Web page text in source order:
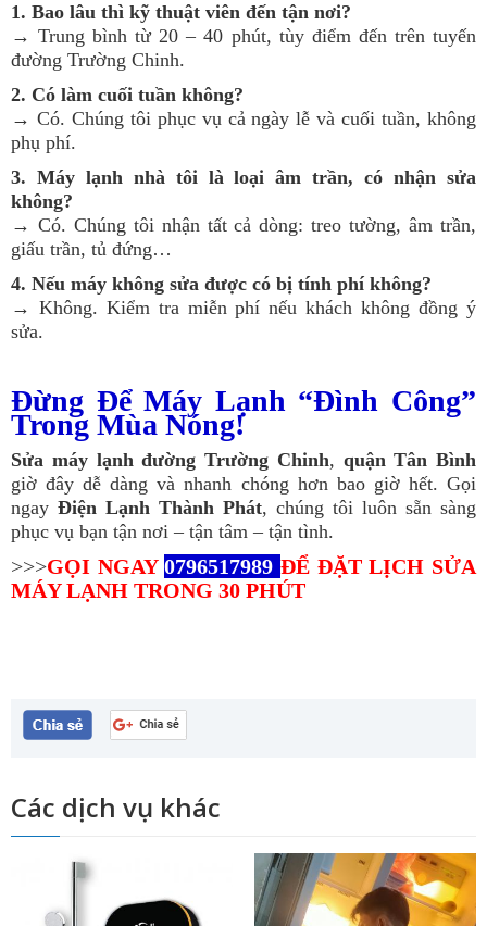
1. Bao lâu thì kỹ thuật viên đến tận nơi?
→ Trung bình từ 20 – 40 phút, tùy điểm đến trên tuyến
đường Trường Chinh.
2. Có làm cuối tuần không?
→ Có. Chúng tôi phục vụ cả ngày lễ và cuối tuần, không
phụ phí.
3. Máy lạnh nhà tôi là loại âm trần, có nhận sửa
không?
→ Có. Chúng tôi nhận tất cả dòng: treo tường, âm trần,
giấu trần, tủ đứng…
4. Nếu máy không sửa được có bị tính phí không?
→ Không. Kiểm tra miễn phí nếu khách không đồng ý
sửa.
Đừng Để Máy Lạnh “Đình Công”
Trong Mùa Nóng!
Sửa máy lạnh đường Trường Chinh, quận Tân Bình
giờ đây dễ dàng và nhanh chóng hơn bao giờ hết. Gọi
ngay Điện Lạnh Thành Phát, chúng tôi luôn sẵn sàng
phục vụ bạn tận nơi – tận tâm – tận tình.
>>>GỌI NGAY0796517989ĐỂ ĐẶT LỊCH SỬA
MÁY LẠNH TRONG 30 PHÚT
Các dịch vụ khác